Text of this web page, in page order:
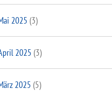
2025 (3)
2025 (3)
2025 (5)